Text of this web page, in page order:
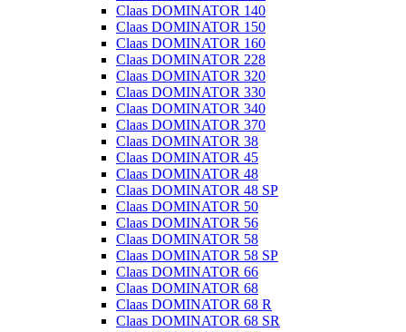
Claas DOMINATOR 140
Claas DOMINATOR 150
Claas DOMINATOR 160
Claas DOMINATOR 228
Claas DOMINATOR 320
Claas DOMINATOR 330
Claas DOMINATOR 340
Claas DOMINATOR 370
Claas DOMINATOR 38
Claas DOMINATOR 45
Claas DOMINATOR 48
Claas DOMINATOR 48 SP
Claas DOMINATOR 50
Claas DOMINATOR 56
Claas DOMINATOR 58
Claas DOMINATOR 58 SP
Claas DOMINATOR 66
Claas DOMINATOR 68
Claas DOMINATOR 68 R
Claas DOMINATOR 68 SR